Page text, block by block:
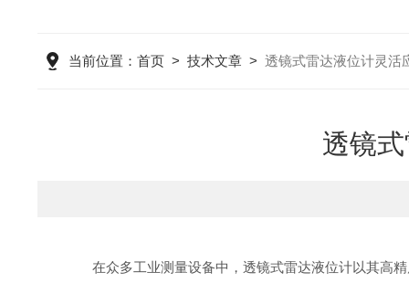
当前位置： 首页> 技术文章> 透镜式雷达液位计灵活
透镜
在众多工业测量设备中，透镜式雷达液位计以其高精